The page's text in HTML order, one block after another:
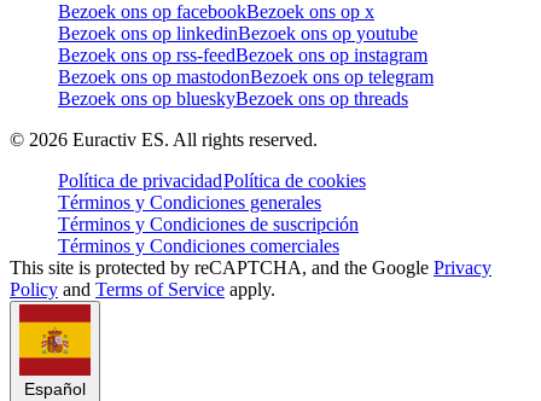
Bezoek ons op facebookBezoek ons op x
Bezoek ons op linkedinBezoek ons op youtube
Bezoek ons op rss-feedBezoek ons op instagram
Bezoek ons op mastodonBezoek ons op telegram
Bezoek ons op blueskyBezoek ons op threads
© 2026 Euractiv ES. All rights reserved.
Política de privacidadPolítica de cookies
Términos y Condiciones generales
Términos y Condiciones de suscripción
Términos y Condiciones comerciales
This site is protected by reCAPTCHA, and the Google Privacy
Policy and Terms of Service apply.
Español